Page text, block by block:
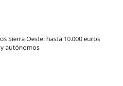
Sierra Oeste: hasta 10.000 euros
autónomos